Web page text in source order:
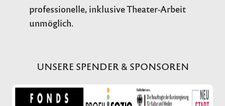
professionelle, inklusive Theater-Arbeit
unmöglich.
UNSERE SPENDER & SPONSOREN